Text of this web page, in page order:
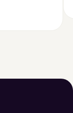
conta
de